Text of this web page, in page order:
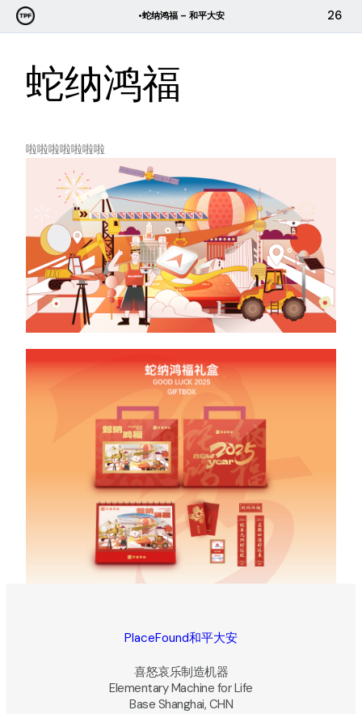
跳
至
•蛇纳鸿福 – 和平大安 26
蛇纳鸿福
啦啦啦啦啦啦啦
PlaceFound和平大安
喜怒哀乐制造机器
Elementary Machine for Life
Base Shanghai, CHN